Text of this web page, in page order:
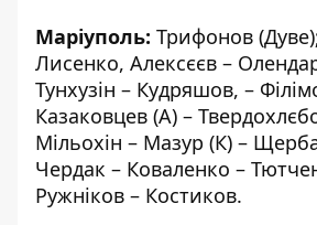
Маріуполь: Трифонов
Лисенко, Алексєєв –
Тунхузін – Кудряшов, –
Казаковцев (А) –
Мільохін – Мазур (К) –
Чердак – Коваленко –
Ружніков – Костиков.